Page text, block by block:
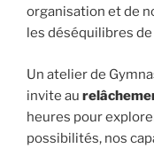
organisation et de
les déséquilibres
Un atelier de
invite au
heures pour
possibilités, nos